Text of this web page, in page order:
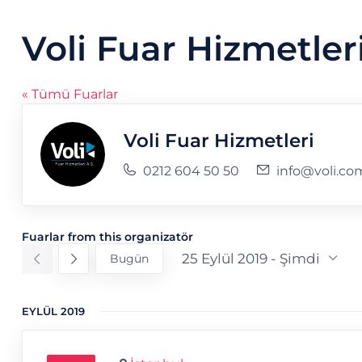
Voli Fuar
« Tümü Fuarlar
Voli Fuar Hizmetleri
Telefon
0212 604 50 50
E-
Fuarlar from this organizatör
Bugün 25 Eylül 2019 - Şimdi
EYLÜL 2019